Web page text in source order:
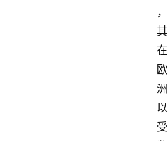
，
其
在
欧
洲
以
受